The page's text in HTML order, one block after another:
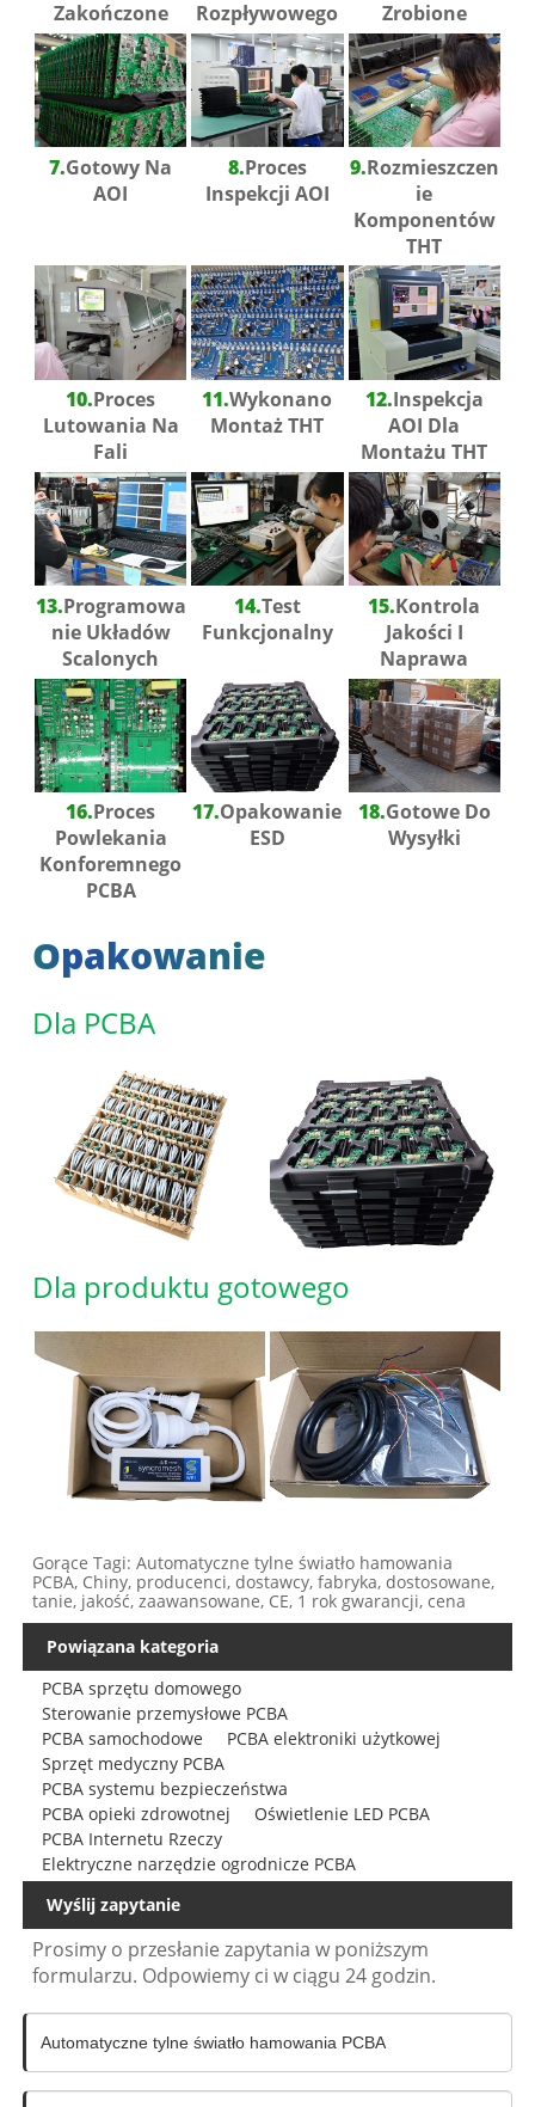
Zakończone
Rozpływowego
Zrobione
7.Gotowy Na
AOI
8.Proces
Inspekcji AOI
9.Rozmieszczen
Ie
Komponentów
THT
10.Proces
Lutowania Na
Fali
11.Wykonano
Montaż THT
12.Inspekcja
AOI Dla
Montażu THT
13.Programowa
Nie Układów
Scalonych
14.Test
Funkcjonalny
15.Kontrola
Jakości I
Naprawa
16.Proces
Powlekania
Konforemnego
PCBA
17.Opakowanie
ESD
18.Gotowe Do
Wysyłki
Opakowanie
Dla PCBA
Dla produktu gotowego
Gorące Tagi: Automatyczne tylne światło hamowania
PCBA, Chiny, producenci, dostawcy, fabryka, dostosowane,
tanie, jakość, zaawansowane, CE, 1 rok gwarancji, cena
Powiązana kategoria
PCBA sprzętu domowego
Sterowanie przemysłowe PCBA
PCBA samochodowe
PCBA elektroniki użytkowej
Sprzęt medyczny PCBA
PCBA systemu bezpieczeństwa
PCBA opieki zdrowotnej
Oświetlenie LED PCBA
PCBA Internetu Rzeczy
Elektryczne narzędzie ogrodnicze PCBA
Wyślij zapytanie
Prosimy o przesłanie zapytania w poniższym
formularzu. Odpowiemy ci w ciągu 24 godzin.